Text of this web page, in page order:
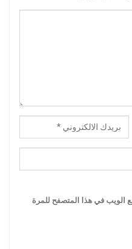
الويب في هذا المتصفح للمرة